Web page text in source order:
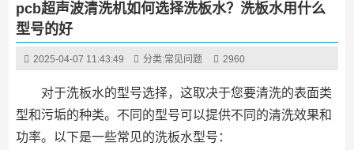
pcb超声波清洗机如何选择洗板水？洗板水用什么
型号的好
2025-04-07 11:43:49 分类:常见问题 2960
对于洗板水的型号选择，这取决于您要清洗的表面类
型和污垢的种类。不同的型号可以提供不同的清洗效果和
功率。以下是一些常见的洗板水型号：